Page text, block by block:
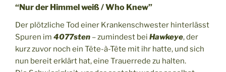
“Nur der Himmel weiß / Who Knew”
Der plötzliche Tod einer Krankenschwester hinterlässt
Spuren im 4077sten – zumindest bei Hawkeye, der
kurz zuvor noch ein Tête-à-Tête mit ihr hatte, und sich
nun bereit erklärt hat, eine Trauerrede zu halten.